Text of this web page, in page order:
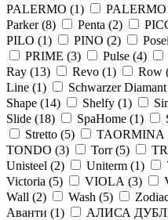
PALERMO (1)
Parker (8) Penta (2)
PILO (1) PINO (2)
PRIME (3) Pulse (4)
Ray (13) Revo (1) Row
Line (1) Schwarzer
Shape (14) Shelfy (1)
Slide (18) SpaHome (1)
Stretto (5) TAORMINA
TONDO (3) Torr (5)
Unisteel (2) Uniterm (1)
Victoria (5) VIOLA (3)
Wall (2) Wash (5)
Аванти (1) АЛИСА